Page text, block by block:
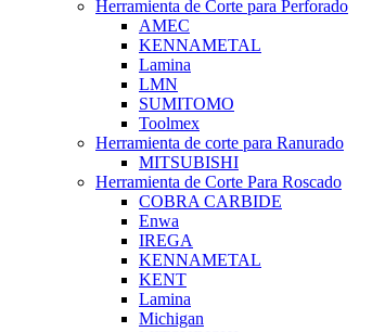
Herramienta de Corte para Perforado
AMEC
KENNAMETAL
Lamina
LMN
SUMITOMO
Toolmex
Herramienta de corte para Ranurado
MITSUBISHI
Herramienta de Corte Para Roscado
COBRA CARBIDE
Enwa
IREGA
KENNAMETAL
KENT
Lamina
Michigan